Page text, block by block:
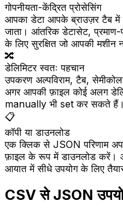
गोपनीयता-केंद्रित प्रोसेसिंग
आपका डेटा आपके ब्राउज़र टैब में
जाता। आंतरिक डेटासेट, प्रमाण-
के लिए सुरक्षित जो आपकी मशीन
🔀
डेलिमिटर स्वतः पहचान
उपकरण अल्पविराम, टैब,
अगर आपकी फ़ाइल कोई अलग
manually भी set कर सकते हैं।
📋
कॉपी या डाउनलोड
एक क्लिक से JSON परिणाम
फ़ाइल के रूप में डाउनलोड करें।
आयात में सीधे उपयोग के लिए
CSV से JSON